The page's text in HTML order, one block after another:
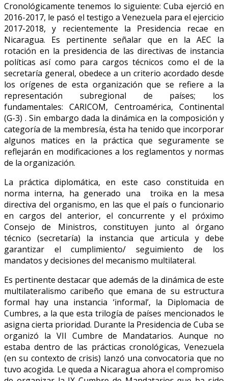
Cronológicamente tenemos lo siguiente: Cuba ejerció en
2016-2017, le pasó el testigo a Venezuela para el ejercicio
2017-2018, y recientemente la Presidencia recae en
Nicaragua. Es pertinente señalar que en la AEC la
rotación en la presidencia de las directivas de instancia
políticas así como para cargos técnicos como el de la
secretaría general, obedece a un criterio acordado desde
los orígenes de esta organización que se refiere a la
representación subregional de países; los
fundamentales: CARICOM, Centroamérica, Continental
(G-3) . Sin embargo dada la dinámica en la composición y
categoría de la membresía, ésta ha tenido que incorporar
algunos matices en la práctica que seguramente se
reflejarán en modificaciones a los reglamentos y normas
de la organización.
La práctica diplomática, en este caso constituida en
norma interna, ha generado una troika en la mesa
directiva del organismo, en las que el país o funcionario
en cargos del anterior, el concurrente y el próximo
Consejo de Ministros, constituyen junto al órgano
técnico (secretaría) la instancia que articula y debe
garantizar el cumplimiento/ seguimiento de los
mandatos y decisiones del mecanismo multilateral.
Es pertinente destacar que además de la dinámica de este
multilateralismo caribeño que emana de su estructura
formal hay una instancia ‘informal’, la Diplomacia de
Cumbres, a la que esta trilogía de países mencionados le
asigna cierta prioridad. Durante la Presidencia de Cuba se
organizó la VII Cumbre de Mandatarios. Aunque no
estaba dentro de las prácticas cronológicas, Venezuela
(en su contexto de crisis) lanzó una convocatoria que no
tuvo acogida. Le queda a Nicaragua ahora el compromiso